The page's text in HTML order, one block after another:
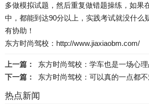
多做模拟试题，然后重复做错题操练，如果
中，都能到达90分以上，实践考试就没什么
有协助！
东方时尚驾校：http://www.jiaxiaobm.com/
上一篇：
东方时尚驾校：学车也是一场心
下一篇：
东方时尚驾校：可以真的一点都
热点新闻